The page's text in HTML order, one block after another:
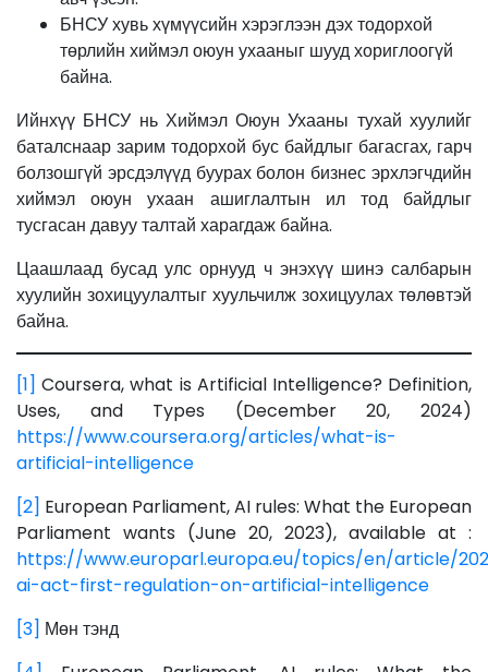
БНСУ хувь хүмүүсийн хэрэглээн дэх тодорхой
төрлийн хиймэл оюун ухааныг шууд хориглоогүй
байна.
Ийнхүү БНСУ нь Хиймэл Оюун Ухааны тухай хуулийг
баталснаар зарим тодорхой бус байдлыг багасгах, гарч
болзошгүй эрсдэлүүд буурах болон бизнес эрхлэгчдийн
хиймэл оюун ухаан ашиглалтын ил тод байдлыг
тусгасан давуу талтай харагдаж байна.
Цаашлаад бусад улс орнууд ч энэхүү шинэ салбарын
хуулийн зохицуулалтыг хуульчилж зохицуулах төлөвтэй
байна.
[1] Coursera, what is Artificial Intelligence? Definition,
Uses, and Types (December 20, 2024)
https://www.coursera.org/articles/what-is-
artificial-intelligence
[2] European Parliament, AI rules: What the European
Parliament wants (June 20, 2023), available at :
https://www.europarl.europa.eu/topics/en/article/
ai-act-first-regulation-on-artificial-intelligence
[3] Мөн тэнд